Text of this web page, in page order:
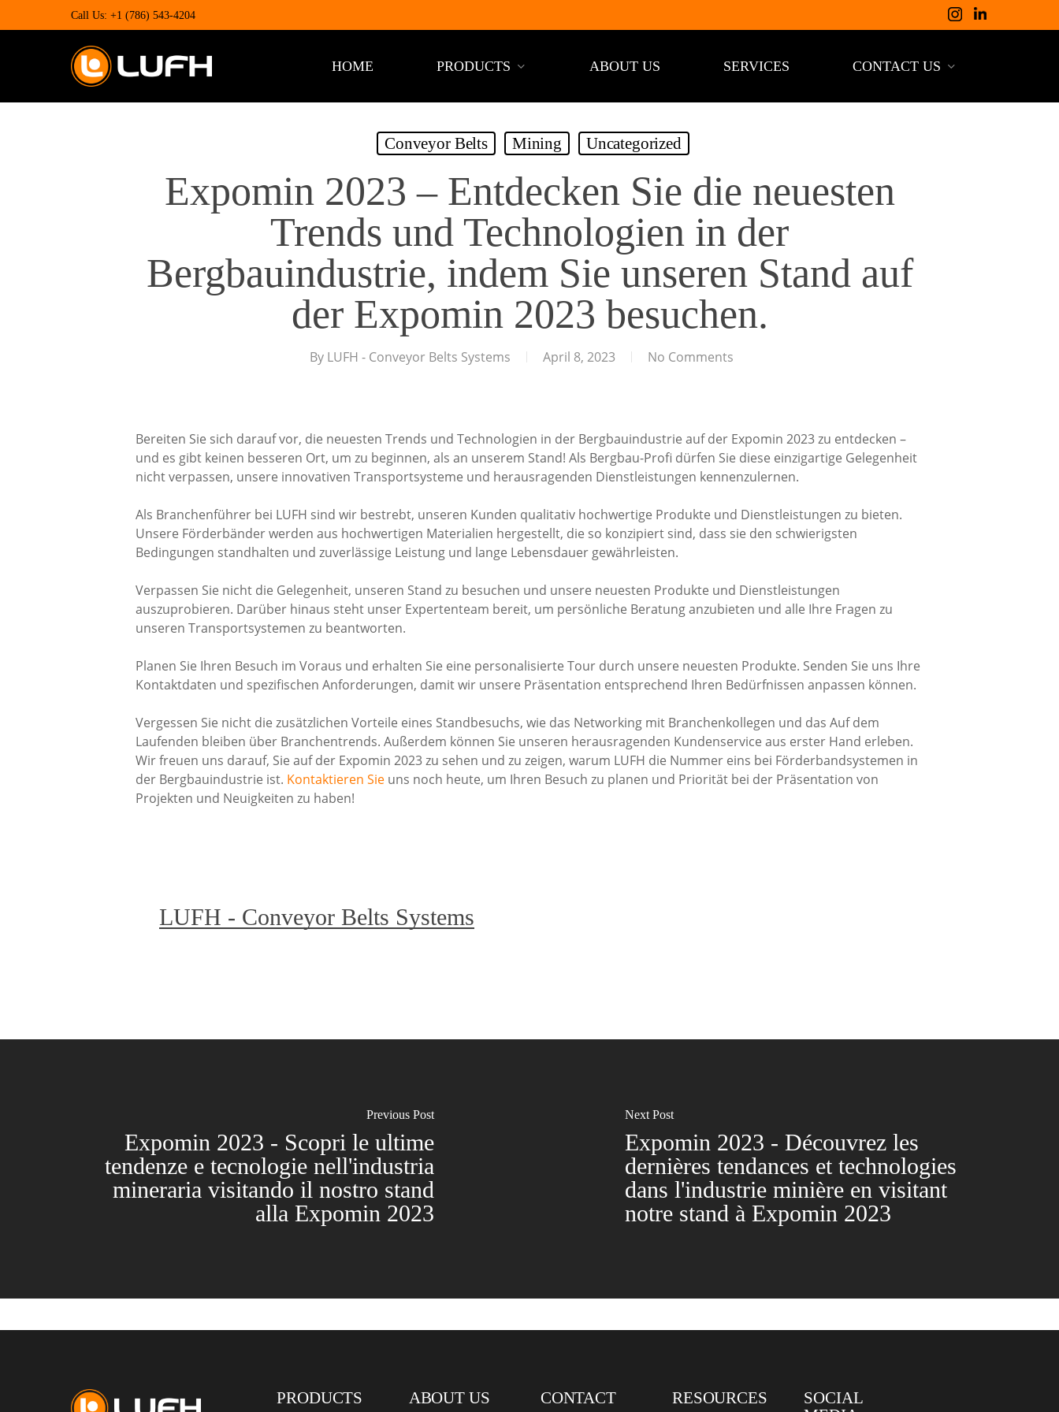
main
Call Us: +1 (786) 543-4204
HOME PRODUCTS ABOUT US SERVICES CONTACT US
Conveyor Belts Mining Uncategorized
Expomin 2023 – Entdecken Sie die neuesten
Trends und Technologien in der
Bergbauindustrie, indem Sie unseren Stand auf
der Expomin 2023 besuchen.
By LUFH - Conveyor Belts Systems April 8, 2023 No Comments
Bereiten Sie sich darauf vor, die neuesten Trends und Technologien in der Bergbauindustrie auf der Expomin 2023 zu entdecken –
und es gibt keinen besseren Ort, um zu beginnen, als an unserem Stand! Als Bergbau-Profi dürfen Sie diese einzigartige Gelegenheit
nicht verpassen, unsere innovativen Transportsysteme und herausragenden Dienstleistungen kennenzulernen.
Als Branchenführer bei LUFH sind wir bestrebt, unseren Kunden qualitativ hochwertige Produkte und Dienstleistungen zu bieten.
Unsere Förderbänder werden aus hochwertigen Materialien hergestellt, die so konzipiert sind, dass sie den schwierigsten
Bedingungen standhalten und zuverlässige Leistung und lange Lebensdauer gewährleisten.
Verpassen Sie nicht die Gelegenheit, unseren Stand zu besuchen und unsere neuesten Produkte und Dienstleistungen
auszuprobieren. Darüber hinaus steht unser Expertenteam bereit, um persönliche Beratung anzubieten und alle Ihre Fragen zu
unseren Transportsystemen zu beantworten.
Planen Sie Ihren Besuch im Voraus und erhalten Sie eine personalisierte Tour durch unsere neuesten Produkte. Senden Sie uns Ihre
Kontaktdaten und spezifischen Anforderungen, damit wir unsere Präsentation entsprechend Ihren Bedürfnissen anpassen können.
Vergessen Sie nicht die zusätzlichen Vorteile eines Standbesuchs, wie das Networking mit Branchenkollegen und das Auf dem
Laufenden bleiben über Branchentrends. Außerdem können Sie unseren herausragenden Kundenservice aus erster Hand erleben.
Wir freuen uns darauf, Sie auf der Expomin 2023 zu sehen und zu zeigen, warum LUFH die Nummer eins bei Förderbandsystemen in
der Bergbauindustrie ist. Kontaktieren Sie uns noch heute, um Ihren Besuch zu planen und Priorität bei der Präsentation von
Projekten und Neuigkeiten zu haben!
LUFH - Conveyor Belts Systems
Previous Post
Expomin 2023 - Scopri le ultime
tendenze e tecnologie nell'industria
mineraria visitando il nostro stand
alla Expomin 2023
Next Post
Expomin 2023 - Découvrez les
dernières tendances et technologies
dans l'industrie minière en visitant
notre stand à Expomin 2023
PRODUCTS ABOUT US CONTACT RESOURCES
SOCIAL